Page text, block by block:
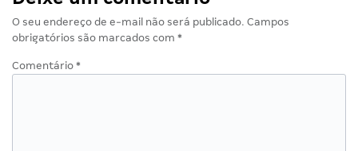
O seu endereço de e-mail não será publicado. Campos
obrigatórios são marcados com *
Comentário *